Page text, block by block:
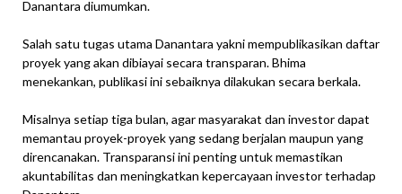
Danantara diumumkan.
Salah satu tugas utama Danantara yakni mempublikasikan daftar
proyek yang akan dibiayai secara transparan. Bhima
menekankan, publikasi ini sebaiknya dilakukan secara berkala.
Misalnya setiap tiga bulan, agar masyarakat dan investor dapat
memantau proyek-proyek yang sedang berjalan maupun yang
direncanakan. Transparansi ini penting untuk memastikan
akuntabilitas dan meningkatkan kepercayaan investor terhadap